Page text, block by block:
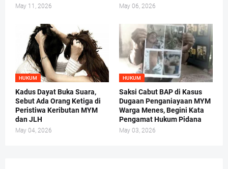
May 11, 2026 May 06, 2026
HUKUM
Kadus Dayat Buka Suara,
Sebut Ada Orang Ketiga di
Peristiwa Keributan MYM
dan JLH
May 04, 2026
HUKUM
Saksi Cabut BAP di Kasus
Dugaan Penganiayaan MYM
Warga Menes, Begini Kata
Pengamat Hukum Pidana
May 03, 2026